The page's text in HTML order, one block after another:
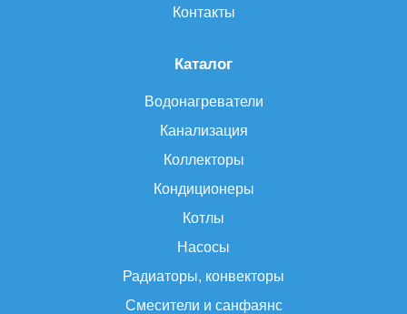
Каталог
Водонагреватели
Канализация
Коллекторы
Кондиционеры
Котлы
Насосы
Радиаторы, конвекторы
Смесители и санфаянс
Контакты